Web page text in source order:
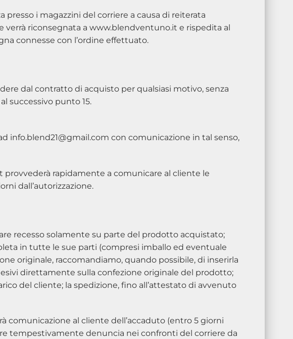
i magazzini del corriere a causa di reiterata
verrà riconsegnata a www.blendventuno.it e rispedita al
connesse con l’ordine effettuato.
dal contratto di acquisto per qualsiasi motivo, senza
successivo punto 15.
info.blend21@gmail.com con comunicazione in tal senso,
rapidamente a comunicare al cliente le
dall’autorizzazione.
recesso solamente su parte del prodotto acquistato;
in tutte le sue parti (compresi imballo ed eventuale
originale, raccomandiamo, quando possibile, di inserirla
direttamente sulla confezione originale del prodotto;
del cliente; la spedizione, fino all’attestato di avvenuto
al cliente dell’accaduto (entro 5 giorni
tempestivamente denuncia nei confronti del corriere da